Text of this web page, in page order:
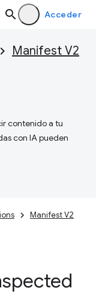
Acceder
Manifest V2
contenido a tu
con IA pueden
Manifest V2